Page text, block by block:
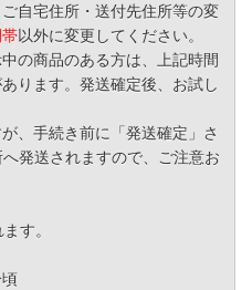
自宅住所・送付先住所等の変
以外に変更してください。
の商品のある方は、上記時間
ります。発送確定後、お試し
、手続き前に「発送確定」さ
発送されますので、ご注意お
す。